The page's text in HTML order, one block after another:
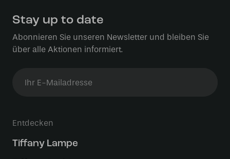
Stay up to date
Abonnieren Sie unseren Newsletter und bleiben Sie
über alle Aktionen informiert.
Entdecken
Tiffany Lampe